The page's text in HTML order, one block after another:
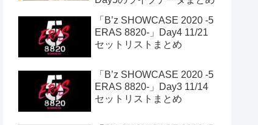
「B’z SHOWCASE 2020 -5
ERAS 8820-」Day4 11/21
セットリストまとめ
「B’z SHOWCASE 2020 -5
ERAS 8820-」Day3 11/14
セットリストまとめ